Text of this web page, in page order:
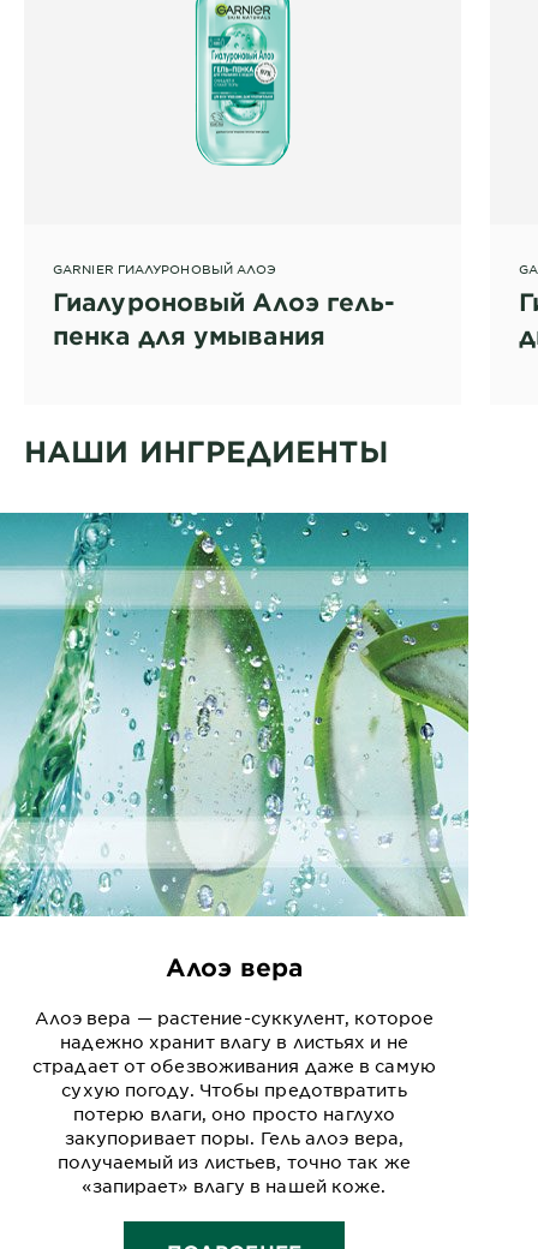
GARNIER ГИАЛУРОНОВЫЙ АЛОЭ
Гиалуроновый Алоэ гель-
пенка для умывания
НАШИ ИНГРЕДИЕНТЫ
Алоэ вера
Алоэ вера — растение-суккулент, которое
надежно хранит влагу в листьях и не
страдает от обезвоживания даже в самую
сухую погоду. Чтобы предотвратить
потерю влаги, оно просто наглухо
закупоривает поры. Гель алоэ вера,
получаемый из листьев, точно так же
«запирает» влагу в нашей коже.